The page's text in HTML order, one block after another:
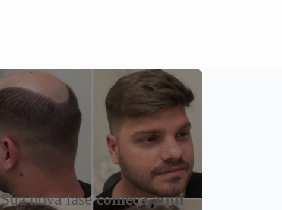
Sua nova fasecomeça aqui